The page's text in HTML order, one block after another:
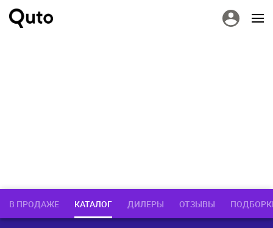
В ПРОДАЖЕ КАТАЛОГ ДИЛЕРЫ ОТЗЫВЫ